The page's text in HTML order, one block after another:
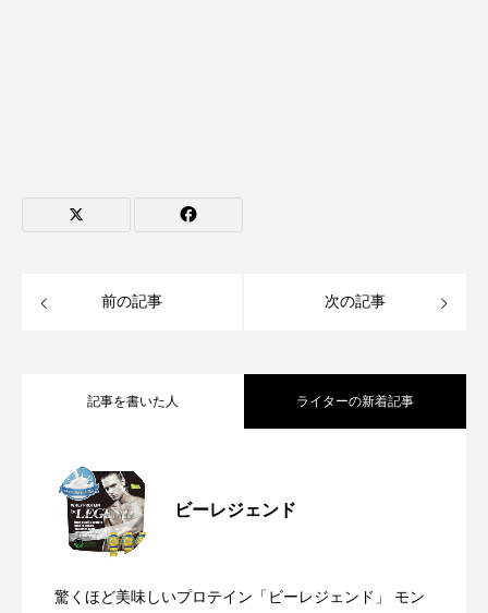
前の記事 次の記事
記事を書いた人 ライターの新着記事
ビーレジェンド
驚くほど美味しいプロテイン「ビーレジェンド」 モン
2025.08.27
2025.05.15